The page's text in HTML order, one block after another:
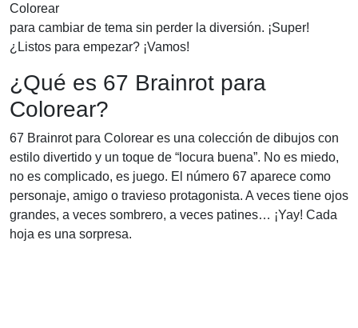
Colorear
para cambiar de tema sin perder la diversión. ¡Super!
¿Listos para empezar? ¡Vamos!
¿Qué es 67 Brainrot para
Colorear?
67 Brainrot para Colorear es una colección de dibujos con
estilo divertido y un toque de “locura buena”. No es miedo,
no es complicado, es juego. El número 67 aparece como
personaje, amigo o travieso protagonista. A veces tiene ojos
grandes, a veces sombrero, a veces patines… ¡Yay! Cada
hoja es una sorpresa.